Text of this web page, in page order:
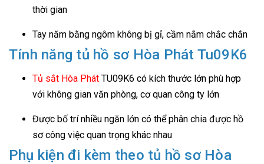
thời gian
Tay năm bằng ngôm không bị gỉ, cầm nắm chắc chắn
Tính năng tủ hồ sơ Hòa Phát Tu09K6
Tủ sắt Hòa Phát TU09K6 có kích thước lớn phù hợp
với không gian văn phòng, cơ quan công ty lớn
Được bố trí nhiều ngăn lớn có thể phân chia được hồ
sơ công việc quan trọng khác nhau
Phụ kiện đi kèm theo tủ hồ sơ Hòa